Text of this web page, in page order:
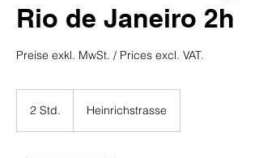
Rio de Janeiro 2h
Preise exkl. MwSt. / Prices excl. VAT.
2 Std. Heinrichstrasse